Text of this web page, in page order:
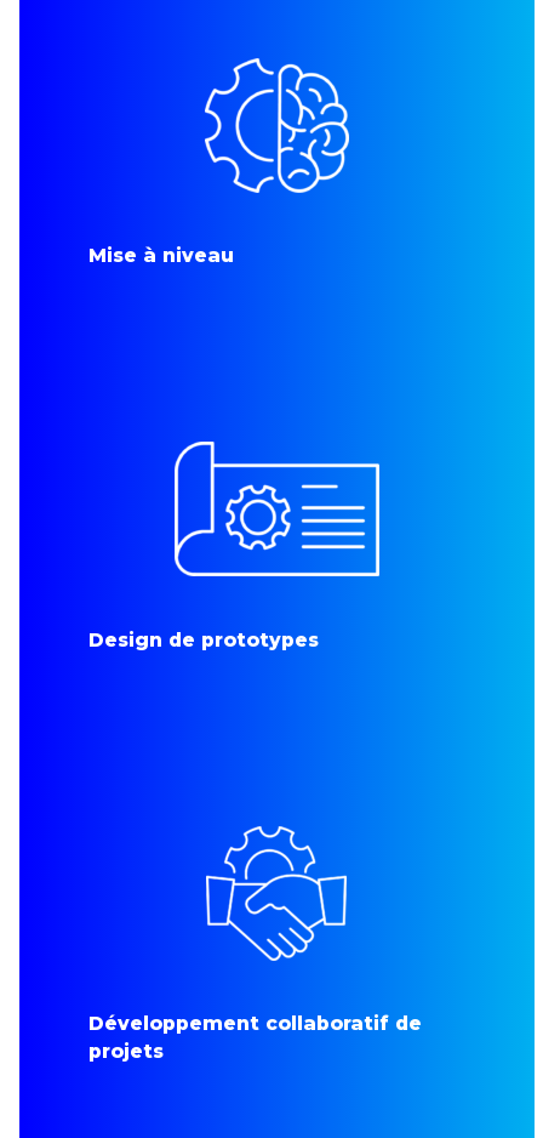
Mise à niveau
Design de prototypes
Développement collaboratif de
projets